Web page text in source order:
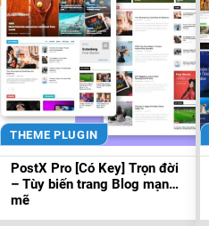
THEME PLUGIN
PostX Pro [Có Key] Trọn đời
– Tùy biến trang Blog mạnh
mẽ